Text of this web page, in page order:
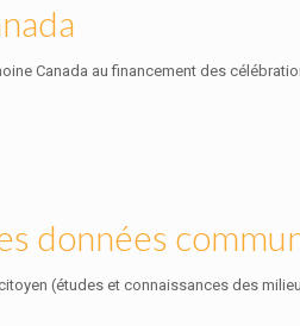
Canada au financement des
données
(études et connaissances des